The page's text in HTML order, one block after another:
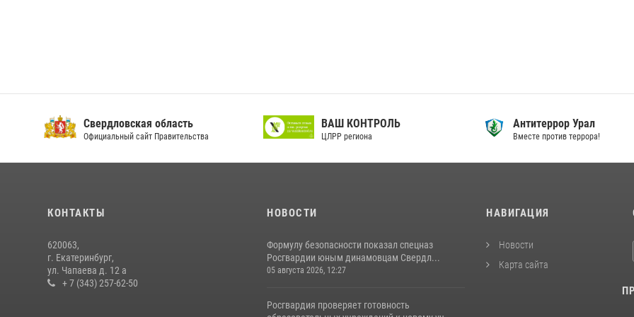
Свердловская область
Официальный сайт Правительства
ВАШ КОНТРОЛЬ
ЦЛРР региона
Антитеррор Урал
Вместе против террора!
КОНТАКТЫ
620063,
г. Екатеринбург,
ул. Чапаева д. 12 а
+ 7 (343) 257-62-50
НОВОСТИ
Формулу безопасности показал спецназ
Росгвардии юным динамовцам Свердл...
05 августа 2026, 12:27
Росгвардия проверяет готовность
НАВИГАЦИЯ
Новости
Карта сайта